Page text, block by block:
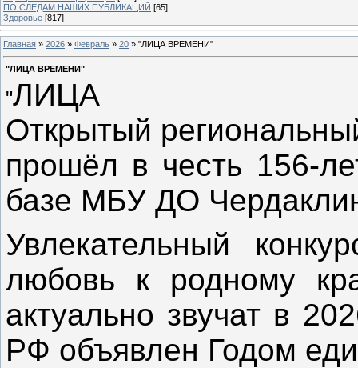
ПО СЛЕДАМ НАШИХ ПУБЛИКАЦИЙ [65]
Здоровье [817]
Главная » 2026 » Февраль » 20 » "ЛИЦА ВРЕМЕНИ"
"ЛИЦА ВРЕМЕНИ"
"ЛИЦА
Открытый
прошёл в честь
базе МБУ ДО
Увлекательный
любовь к родному
актуально звучат в
РФ объявлен Годом